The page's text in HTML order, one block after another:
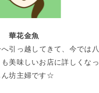
華花金魚
引っ越してきて、今では八
美味しいお店に詳しくなっ
ん坊主婦です☆